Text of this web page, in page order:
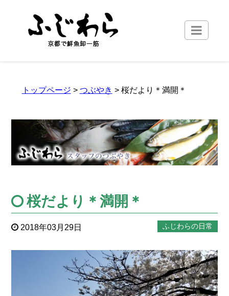
トップページ > つぶやき > 桜だより＊満開＊
桜だより＊満開＊
2018年03月29日 ふじわらの日常